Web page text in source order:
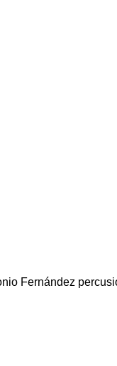
Fernández